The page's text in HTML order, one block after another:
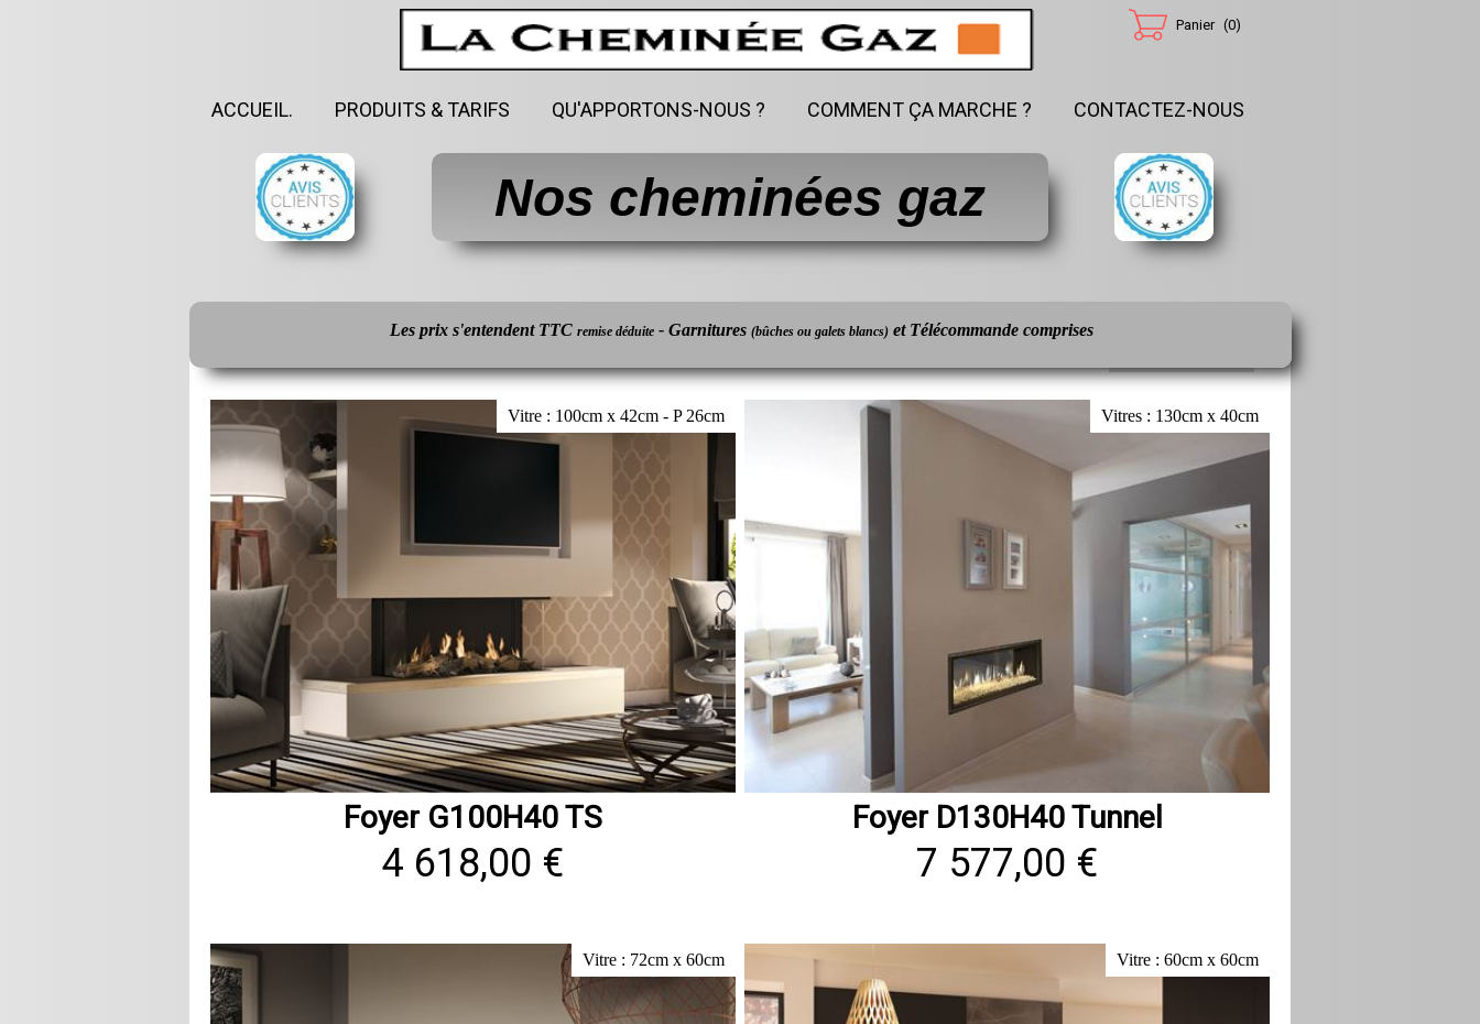
Panier (0)
ACCUEIL. PRODUITS & TARIFS QU'APPORTONS-NOUS ? COMMENT ÇA MARCHE ? CONTACTEZ-NOUS
Nos cheminées gaz
Vitre : 100cm x 42cm - P 26cm
Foyer G100H40 TS
4 618,00 €
Vitres : 130cm x 40cm
Foyer D130H40 Tunnel
7 577,00 €
Vitre : 72cm x 60cm Vitre : 60cm x 60cm
Les prix s'entendent TTC remise déduite- Garnitures (bûches ou galets blancs)et Télécommande comprises